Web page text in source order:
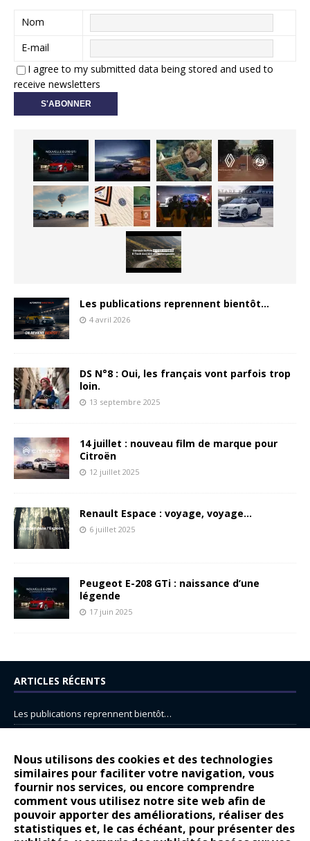
Nous utilisons des cookies et des technologies
similaires pour faciliter votre navigation, vous
fournir nos services, ou encore comprendre
comment vous utilisez notre site web afin de
pouvoir apporter des améliorations, réaliser des
statistiques et, le cas échéant, pour présenter des
Nom
E-mail
I agree to my submitted data being stored and used to
receive newsletters
Les publications reprennent bientôt…
4 avril 2026
DS N°8 : Oui, les français vont parfois trop
loin.
13 septembre 2025
14 juillet : nouveau film de marque pour
Citroën
12 juillet 2025
Renault Espace : voyage, voyage…
6 juillet 2025
Peugeot E-208 GTi : naissance d’une
légende
17 juin 2025
ARTICLES RÉCENTS
Les publications reprennent bientôt…
14 juillet : nouveau film de marque pour Citroën
Renault Espace : voyage, voyage…
Peugeot E-208 GTi : naissance d’une légende
COMMENTAIRES RÉCENTS